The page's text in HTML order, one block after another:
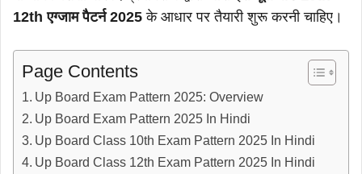
12th एग्जाम पैटर्न 2025 के आधार पर तैयारी शुरू करनी चाहिए।
Page Contents
Up Board Exam Pattern 2025: Overview
Up Board Exam Pattern 2025 In Hindi
Up Board Class 10th Exam Pattern 2025 In Hindi
Up Board Class 12th Exam Pattern 2025 In Hindi